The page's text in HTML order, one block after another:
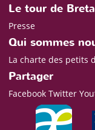
Le tour de
Presse
Qui sommes
La charte des petits
Partager
Facebook Twitter